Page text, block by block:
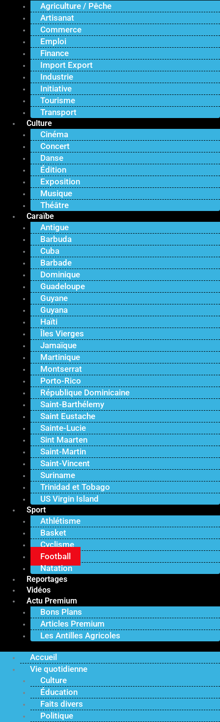
Agriculture / Pêche
Artisanat
Commerce
Emploi
Finance
Import Export
Industrie
Initiative
Tourisme
Transport
Culture
Cinéma
Concert
Danse
Édition
Exposition
Musique
Théâtre
Caraïbe
Antigue
Barbuda
Cuba
Barbade
Dominique
Guadeloupe
Guyane
Guyana
Haïti
Îles Vierges
Jamaïque
Martinique
Montserrat
Porto-Rico
République Dominicaine
Saint-Barthélemy
Saint Eustache
Sainte-Lucie
Sint Maarten
Saint-Martin
Saint-Vincent
Suriname
Trinidad et Tobago
US Virgin Island
Sport
Athlétisme
Basket
Cyclisme
Football
Natation
Reportages
Vidéos
Actu Premium
Bons Plans
Articles Premium
Les Antilles Agricoles
Accueil
Vie quotidienne
Culture
Éducation
Faits divers
Politique